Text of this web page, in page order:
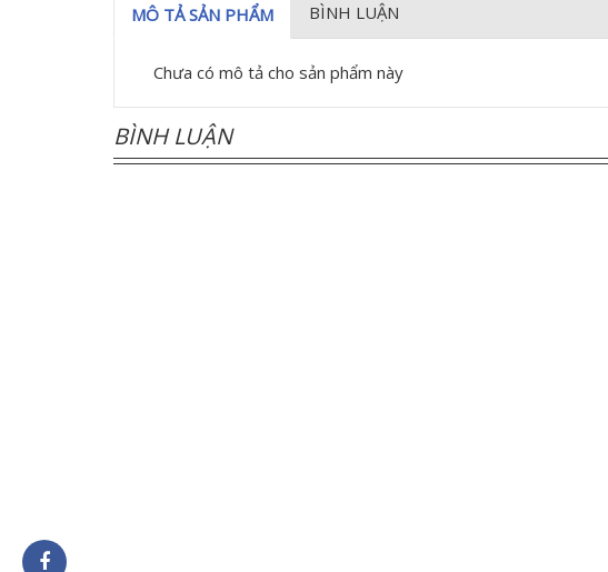
MÔ TẢ SẢN PHẨM BÌNH LUẬN
Chưa có mô tả cho sản phẩm này
BÌNH LUẬN